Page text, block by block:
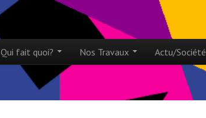
Qui fait quoi? Nos Travaux Actu/Société